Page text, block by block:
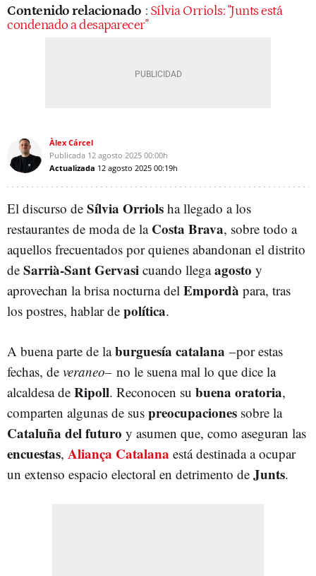
Contenido relacionado : Sílvia Orriols: "Junts está
condenado a desaparecer"
Àlex Cárcel
Publicada 12 agosto 2025 00:00h
Actualizada 12 agosto 2025 00:19h
El discurso de Sílvia Orriols ha llegado a los
restaurantes de moda de la Costa Brava, sobre todo a
aquellos frecuentados por quienes abandonan el distrito
de Sarrià-Sant Gervasi cuando llegaagosto y
aprovechan la brisa nocturna del Empordà para, tras
los postres, hablar de política.
A buena parte de laburguesía catalana –por estas
fechas, de veraneo– no le suena mal lo que dice la
alcaldesa de Ripoll. Reconocen su buena oratoria,
comparten algunas de sus preocupaciones sobre la
Cataluña del futuro y asumen que, como aseguran las
encuestas, Aliança Catalana está destinada a ocupar
un extenso espacio electoral en detrimento de Junts.